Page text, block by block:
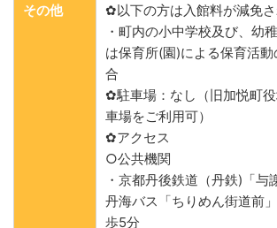
その他
✿以下の方は入館料が減免さ
・町内の小中学校及び、幼
は保育所(園)による保育活
合
✿駐車場：なし（旧加悦町
車場をご利用可）
✿アクセス
○公共機関
・京都丹後鉄道（丹鉄)「与
丹海バス「ちりめん街道前
歩5分